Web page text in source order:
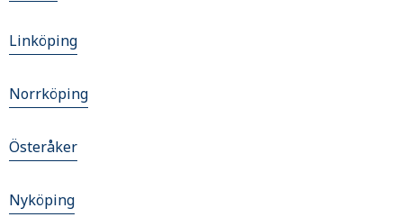
Linköping
Norrköping
Österåker
Nyköping